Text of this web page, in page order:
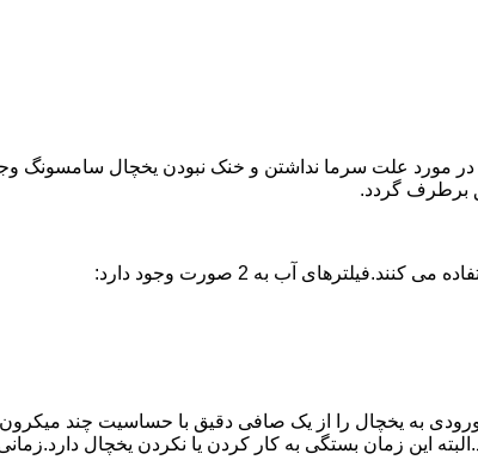
علت سرما نداشتن و خنک نبودن یخچال سامسونگ وجود
آب به 2 صورت وجود دارد:
ورودی به یخچال را از یک صافی دقیق با حساسیت چند